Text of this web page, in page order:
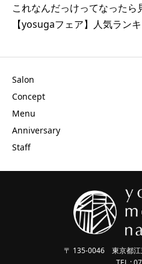
これなんだっけってなったら
【yosugaフェア】人気ラン
Salon
Concept
Menu
Anniversary
Staff
〒 135-0046 東京都江